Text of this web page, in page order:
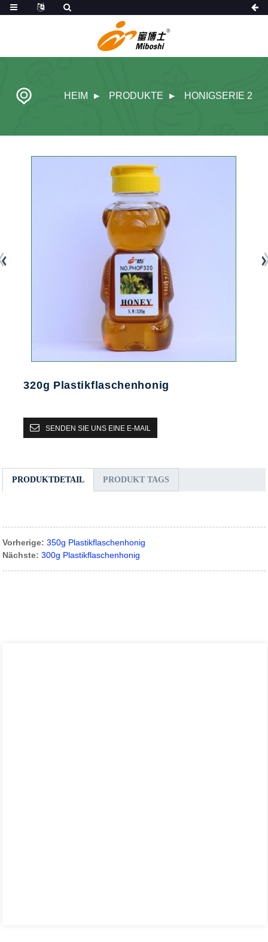
HEIM PRODUKTE HONIGSERIE 2
320g Plastikflaschenhonig
SENDEN SIE UNS EINE E-MAIL
PRODUKTDETAIL PRODUKT TAGS
Vorherige: 350g Plastikflaschenhonig
Nächste: 300g Plastikflaschenhonig